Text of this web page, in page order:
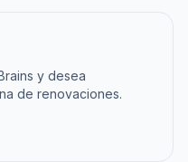
y desea
de renovaciones.